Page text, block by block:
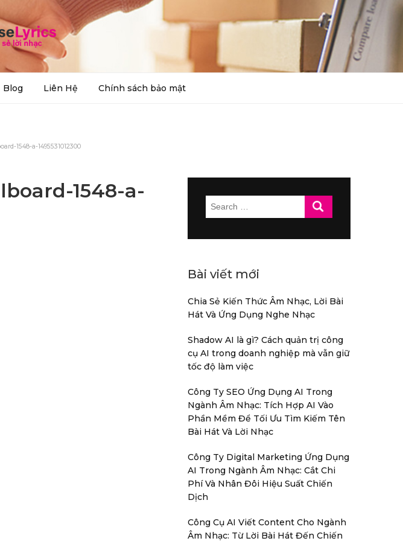
Blog Liên Hệ Chính sách bảo mật
1548-a-1495531012300
1548-a-
Search
for:
Bài viết mới
Chia Sẻ Kiến Thức Âm Nhạc, Lời Bài
Hát Và Ứng Dụng Nghe Nhạc
Shadow AI là gì? Cách quản trị công
cụ AI trong doanh nghiệp mà vẫn giữ
tốc độ làm việc
Công Ty SEO Ứng Dụng AI Trong
Ngành Âm Nhạc: Tích Hợp AI Vào
Phần Mềm Để Tối Ưu Tìm Kiếm Tên
Bài Hát Và Lời Nhạc
Công Ty Digital Marketing Ứng Dụng
AI Trong Ngành Âm Nhạc: Cắt Chi
Phí Và Nhân Đôi Hiệu Suất Chiến
Dịch
Công Cụ AI Viết Content Cho Ngành
Âm Nhạc: Từ Lời Bài Hát Đến Chiến